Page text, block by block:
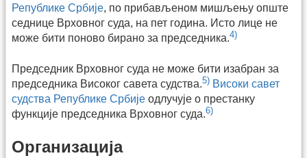
Републике Србије, по прибављеном мишљењу опште
седнице Врховног суда, на пет година. Исто лице не
може бити поново бирано за председника.4)
Председник Врховног суда не може бити изабран за
председника Високог савета судства.5) Високи савет
судства Републике Србије одлучује о престанку
функције председника Врховног суда.6)
Организација